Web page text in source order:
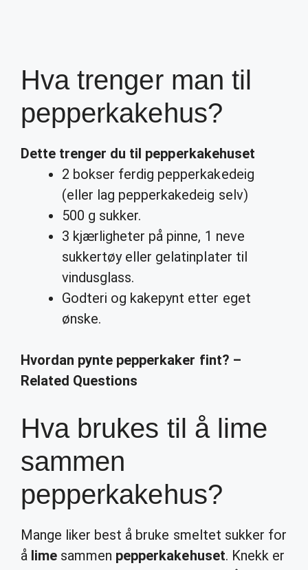
Hva trenger man til
pepperkakehus?
Dette trenger du til pepperkakehuset
2 bokser ferdig pepperkakedeig
(eller lag pepperkakedeig selv)
500 g sukker.
3 kjærligheter på pinne, 1 neve
sukkertøy eller gelatinplater til
vindusglass.
Godteri og kakepynt etter eget
ønske.
Hvordan pynte pepperkaker fint? –
Related Questions
Hva brukes til å lime
sammen
pepperkakehus?
Mange liker best å bruke smeltet sukker for
å lime sammen pepperkakehuset. Knekk er